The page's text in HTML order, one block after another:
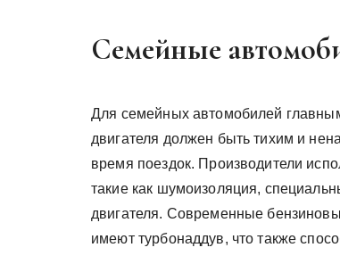
Семейные
Для семейных автомобилей
двигателя должен быть тихим и
время поездок. Производители
такие как шумоизоляция,
двигателя. Современные
имеют турбонаддув, что также